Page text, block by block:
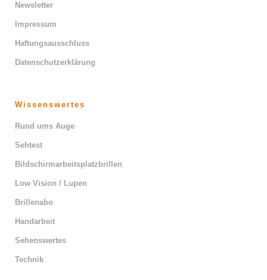
Newsletter
Impressum
Haftungsausschluss
Datenschutzerklärung
Wissenswertes
Rund ums Auge
Sehtest
Bildschirmarbeitsplatzbrillen
Low Vision / Lupen
Brillenabo
Handarbeit
Sehenswertes
Technik